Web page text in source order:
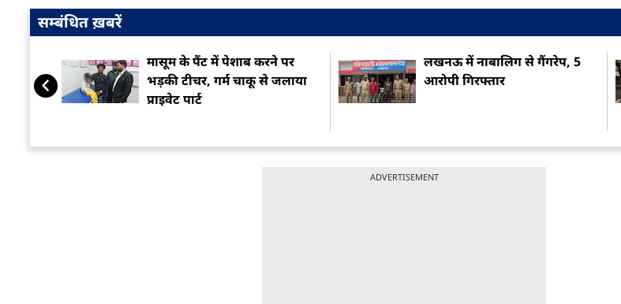
सम्बंधित ख़बरें
मासूम के पैंट में पेशाब करने पर
भड़की टीचर, गर्म चाकू से जलाया
प्राइवेट पार्ट
लखनऊ में नाबालिग से गैंगरेप, 5
आरोपी गिरफ्तार
ADVERTISEMENT